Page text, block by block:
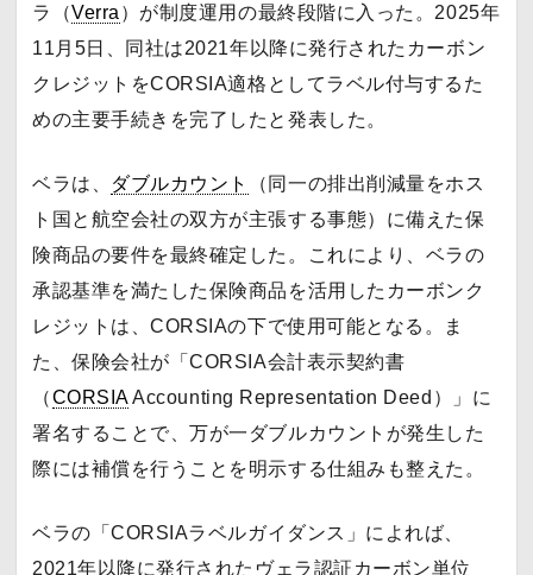
ラ（Verra ）が制度運用の最終段階に入った。2025年
11月5日、同社は2021年以降に発行されたカーボン
クレジットをCORSIA適格としてラベル付与するた
めの主要手続きを完了したと発表した。
ベラは、 ダブルカウント
（同一の排出削減量をホス
ト国と航空会社の双方が主張する事態）に備えた保
険商品の要件を最終確定した。これにより、ベラの
承認基準を満たした保険商品を活用したカーボンク
レジットは、CORSIAの下で使用可能となる。ま
た、保険会社が「CORSIA会計表示契約書
（CORSIAAccounting Representation Deed）」に
署名することで、万が一ダブルカウントが発生した
際には補償を行うことを明示する仕組みも整えた。
ベラの「CORSIAラベルガイダンス」によれば、
2021年以降に発行されたヴェラ認証カーボン単位